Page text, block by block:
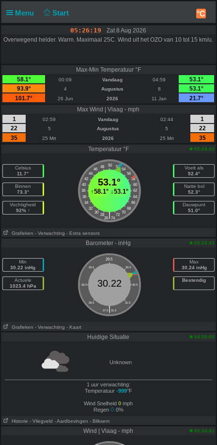
Menu Start °C
05:26:19
Zat 8 Aug 2026
Overwegend helder. Warm. Maximaal 25C. Wind uit het OZO van 10 tot 15 km/u.
Max-Min Temperatuur °F
58.1°
00:09 Vandaag 04:59
53.1°
93.9°
4 Augustus 8
53.1°
101.7°
26 Jun 2026 11 Jan
21.7°
Max Wind | Vlaag - mph
1
02:59 Vandaag 02:44
1
22
5 Augustus 5
22
35
25 Mrt 2026 25 Mrt
35
Temperatuur °F
05:24:41
Celsius
11.7°
Binnen
73.3°
Vochtigheid
92% ↑
50
48 52
46
54
44
56
42
58
40
60
38
62
36
64
34
66
32
68
30
70
28 72
|
26 74
53.1°
↑58.1°↓53.1°
Voelt als
52.4°
Natte bol
52.3°
Dauwpunt
51.0°
Grafieken - Verwachting - Extra sensors
Barometer - inHg 05:24:41
Min
30.22 inHg
Actuele
1023.4 hPa
29.5
29.0 30.0
28.5 30.5
28.0 31.0
|
27.5 31.5
30.22
Max
30.24 inHg
Bestendig
Grafieken - Verwachting - Kaart
Huidige Situatie 04:55:00
Unknown
1 uur verwachting:
Temperatuur -999°F
Wind Snelheid 0 mph
Regen
0%
Historie - Vliegveld - Aardbevingen - Bliksem
Wind | Vlaag - mph 05:24:41